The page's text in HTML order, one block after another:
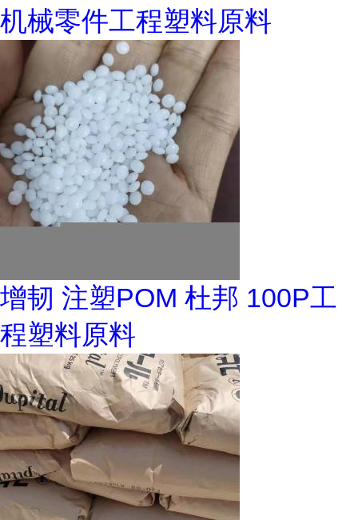
机械零件工程塑料原料
增韧 注塑POM 杜邦 100P工
程塑料原料